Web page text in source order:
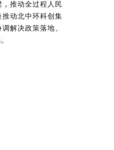
推动全过程人民
动北中环科创集
解决政策落地、